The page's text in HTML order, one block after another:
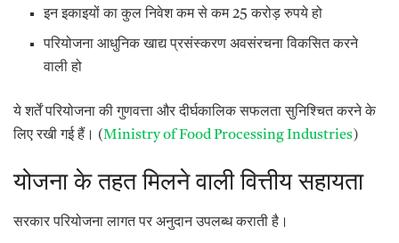
इन इकाइयों का कुल निवेश कम से कम 25 करोड़ रुपये हो
परियोजना आधुनिक खाद्य प्रसंस्करण अवसंरचना विकसित करने
वाली हो
ये शर्तें परियोजना की गुणवत्ता और दीर्घकालिक सफलता सुनिश्चित करने के
लिए रखी गई हैं। (Ministry of Food Processing Industries)
योजना के तहत मिलने वाली वित्तीय सहायता
सरकार परियोजना लागत पर अनुदान उपलब्ध कराती है।